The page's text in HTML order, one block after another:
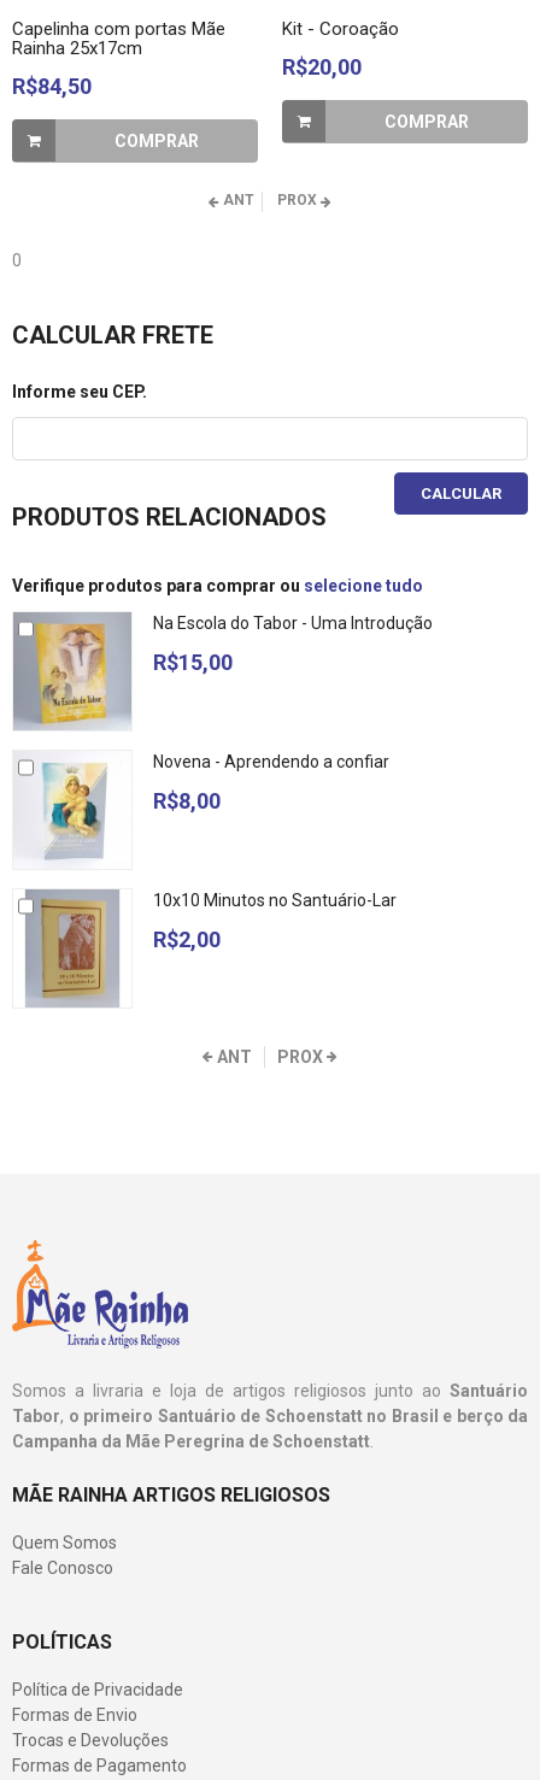
Capelinha com portas Mãe
Rainha 25x17cm
R$84,50
COMPRAR
Kit - Coroação
R$20,00
COMPRAR
ANT PROX
0
CALCULAR FRETE
Informe seu CEP.
CALCULAR
PRODUTOS RELACIONADOS
Verifique produtos para comprar ou selecione tudo
Na Escola do Tabor - Uma Introdução
R$15,00
Novena - Aprendendo a confiar
R$8,00
10x10 Minutos no Santuário-Lar
R$2,00
ANT PROX
Somos a livraria e loja de artigos religiosos junto ao Santuário
Tabor, o primeiro Santuário de Schoenstatt no Brasil e berço da
Campanha da Mãe Peregrina de Schoenstatt
MÃE RAINHA ARTIGOS RELIGIOSOS
Quem Somos
Fale Conosco
POLÍTICAS
Política de Privacidade
Formas de Envio
Trocas e Devoluções
Formas de Pagamento